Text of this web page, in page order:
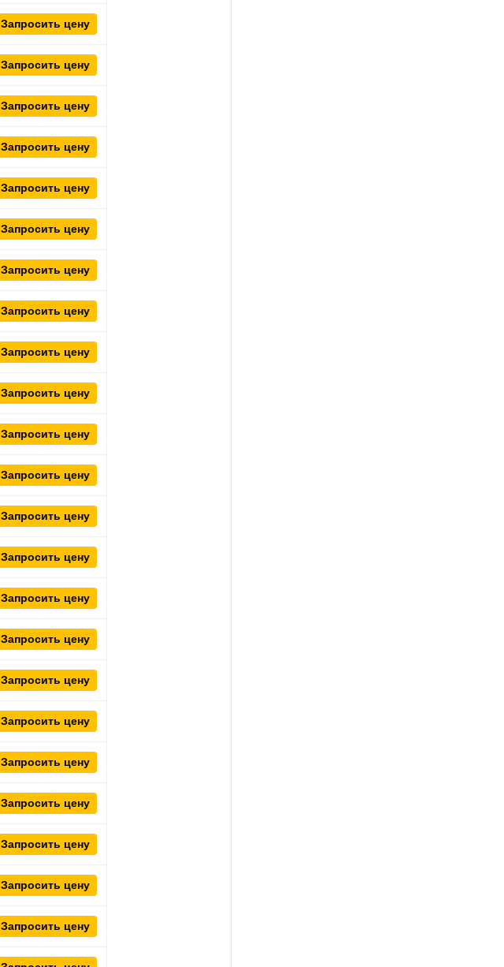
Запросить цену
Запросить цену
Запросить цену
Запросить цену
Запросить цену
Запросить цену
Запросить цену
Запросить цену
Запросить цену
Запросить цену
Запросить цену
Запросить цену
Запросить цену
Запросить цену
Запросить цену
Запросить цену
Запросить цену
Запросить цену
Запросить цену
Запросить цену
Запросить цену
Запросить цену
Запросить цену